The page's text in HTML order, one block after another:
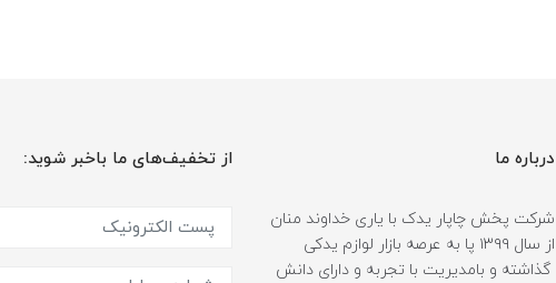
درباره ما
شرکت پخش چاپار یدک با یاری خداوند منان
از سال ۱۳۹۹ پا به عرصه بازار لوازم یدکی
گذاشته و بامدیریت با تجربه و دارای دانش
از تخفیف‌های ما باخبر شوید: